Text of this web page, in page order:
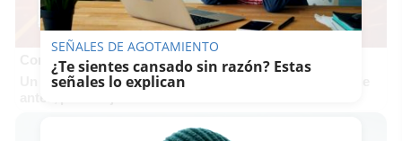
Corepunk MMORPG
Un verdadero MMORPG de la vieja escuela ¡Cómo los de
SEÑALES DE AGOTAMIENTO
¿Te sientes cansado sin razón? Estas
señales lo explican